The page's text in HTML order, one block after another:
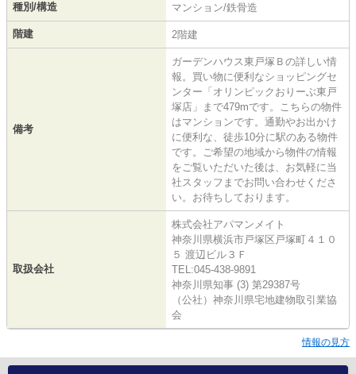
種別/構造 マンション/鉄骨造
階建 2階建
備考
ガーデンハウス東戸塚Ｂの詳しい情
報。買い物に便利なショッピングセ
ンター「オリンピックおりーぶ東戸
塚店」まで479mです。こちらの物件
はマンションです。通勤やお出かけ
に便利な、徒歩10分に駅のある物件
です。ご希望の地域から物件の情報
をご覧いただいた後は、お気軽に当
社スタッフまでお問い合わせくださ
い。お待ちしております。
取扱会社
株式会社アパマンメイト
神奈川県横浜市戸塚区戸塚町４１０
５ 渡辺ビル３Ｆ
TEL:045-438-9891
神奈川県知事 (3) 第29387号
（公社）神奈川県宅地建物取引業協
会
情報の見方